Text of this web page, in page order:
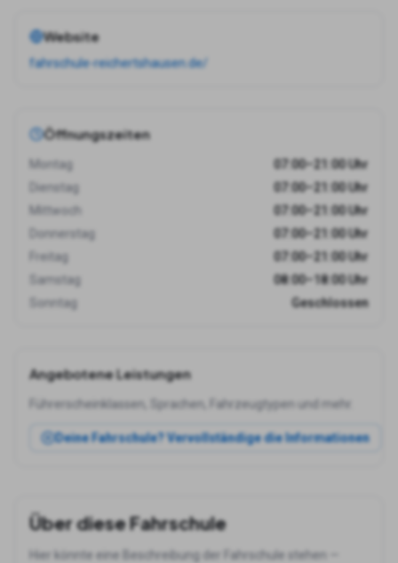
Website
fahrschule-reichertshausen.de/
Öffnungszeiten
Montag
07:00–21:00 Uhr
Dienstag
07:00–21:00 Uhr
Mittwoch
07:00–21:00 Uhr
Donnerstag
07:00–21:00 Uhr
Freitag
07:00–21:00 Uhr
Samstag
08:00–18:00 Uhr
Sonntag
Geschlossen
Angebotene Leistungen
Führerscheinklassen, Sprachen, Fahrzeugtypen und mehr.
Deine Fahrschule? Vervollständige die Informationen
Über diese Fahrschule
Hier könnte eine Beschreibung der Fahrschule stehen —